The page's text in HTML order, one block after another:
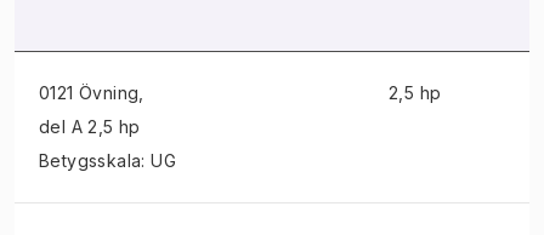
0121 Övning
del A 2,5 hp
Betygsskala: UG
2,5 hp